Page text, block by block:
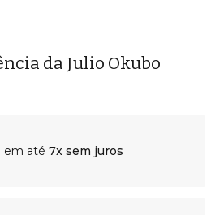
da Julio Okubo
em até 7x sem juros